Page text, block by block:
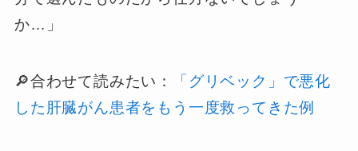
か…」
🔎合わせて読みたい：
「グリベック」で悪化
した肝臓がん患者をもう一度救ってきた例